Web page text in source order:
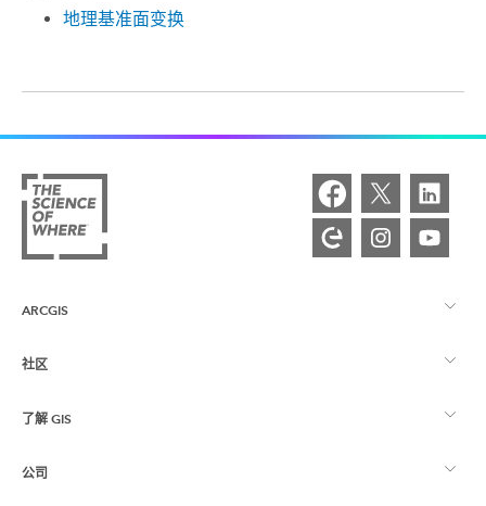
地理基准面变换
ARCGIS
ArcGIS 概览
制图
社区
Esri 社区
ArcGIS 博客
了解 GIS
什么是 GIS？
公司